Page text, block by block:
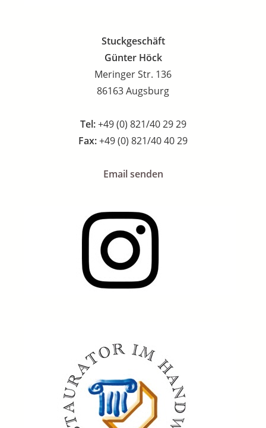
Stuckgeschäft
Günter Höck
Meringer Str. 136
86163 Augsburg
Tel:+49 (0) 821/40 29 29
Fax:+49 (0) 821/40 40 29
Email senden